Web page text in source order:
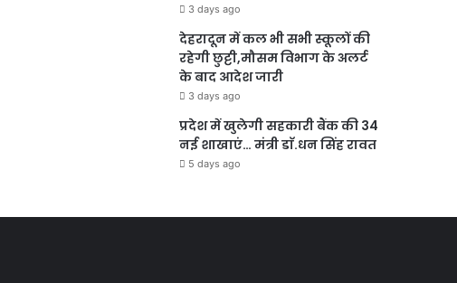
3 days ago
देहरादून में कल भी सभी स्कूलों की
रहेगी छुट्टी,मौसम विभाग के अलर्ट
के बाद आदेश जारी
3 days ago
प्रदेश में खुलेगी सहकारी बैंक की 34
नई शाखाएं… मंत्री डाॅ.धन सिंह रावत
5 days ago